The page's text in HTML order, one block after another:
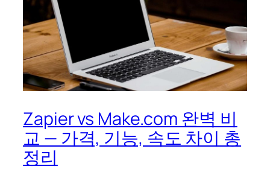
Zapier vs Make.com 완벽 비
교 — 가격, 기능, 속도 차이 총
정리